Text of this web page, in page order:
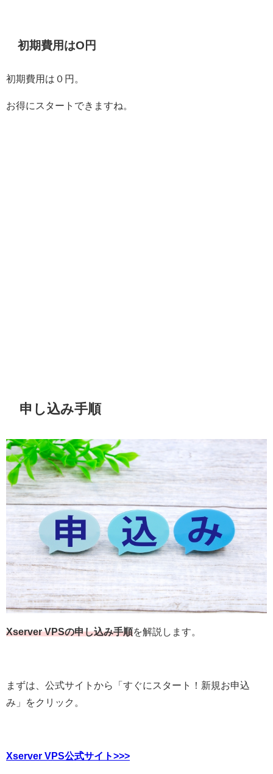
初期費用はO円
初期費用は０円。
お得にスタートできますね。
申し込み手順
Xserver VPSの申し込み手順を解説します。
まずは、公式サイトから「すぐにスタート！新規お申込
み」をクリック。
Xserver VPS公式サイト>>>